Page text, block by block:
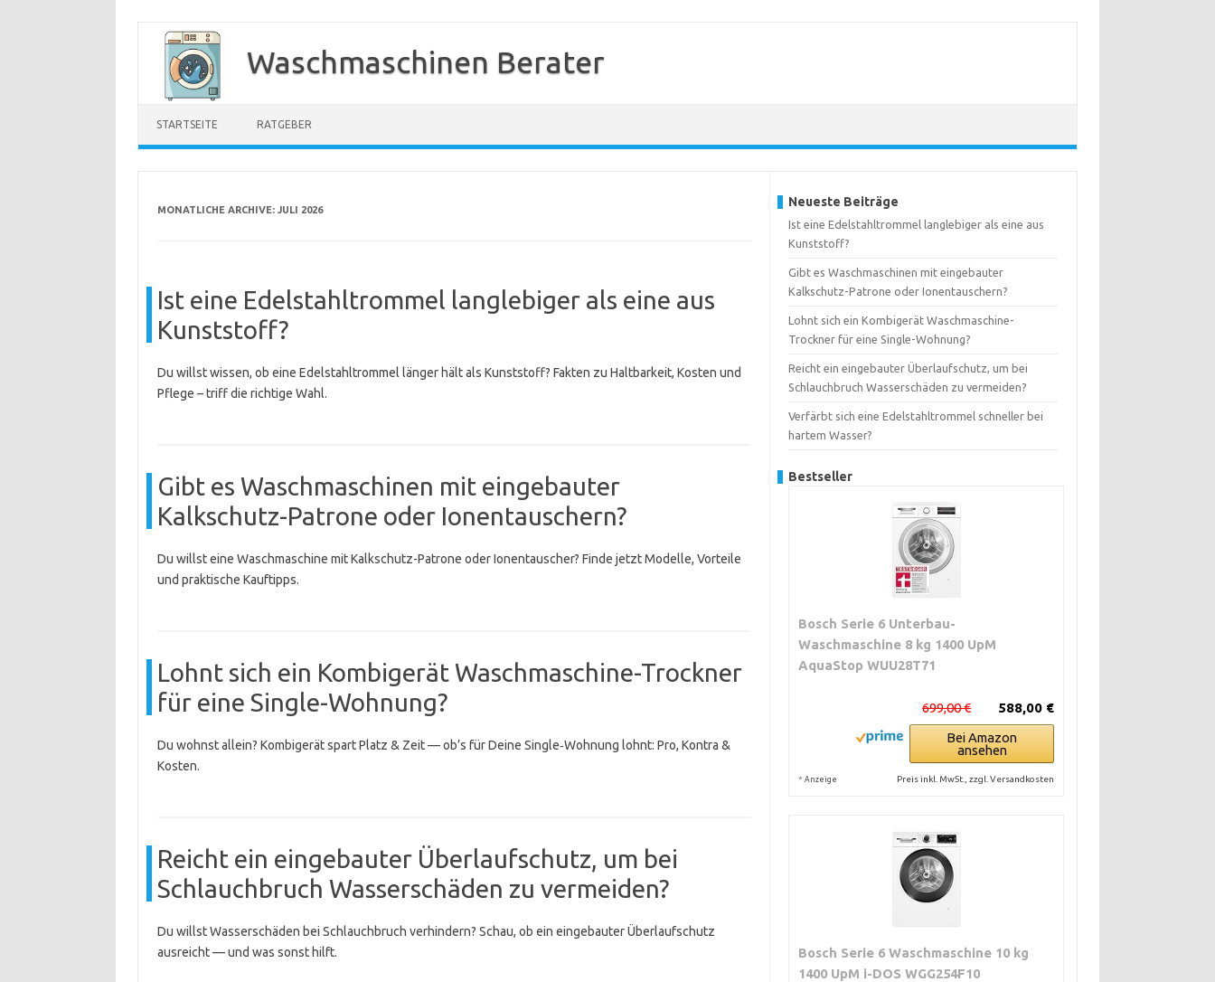
Inhalt
springen
Waschmaschinen Berater
STARTSEITE RATGEBER
MONATLICHE ARCHIVE: JULI 2026
Ist eine Edelstahltrommel langlebiger als eine aus
Kunststoff?
Du willst wissen, ob eine Edelstahltrommel länger hält als Kunststoff? Fakten zu Haltbarkeit, Kosten und
Pflege – triff die richtige Wahl.
Gibt es Waschmaschinen mit eingebauter
Kalkschutz-Patrone oder Ionentauschern?
Du willst eine Waschmaschine mit Kalkschutz-Patrone oder Ionentauscher? Finde jetzt Modelle, Vorteile
und praktische Kauftipps.
Lohnt sich ein Kombigerät Waschmaschine-Trockner
für eine Single-Wohnung?
Du wohnst allein? Kombigerät spart Platz & Zeit — ob’s für Deine Single‑Wohnung lohnt: Pro, Kontra &
Kosten.
Reicht ein eingebauter Überlaufschutz, um bei
Schlauchbruch Wasserschäden zu vermeiden?
Du willst Wasserschäden bei Schlauchbruch verhindern? Schau, ob ein eingebauter Überlaufschutz
ausreicht — und was sonst hilft.
Neueste Beiträge
Ist eine Edelstahltrommel langlebiger als eine aus
Kunststoff?
Gibt es Waschmaschinen mit eingebauter
Kalkschutz-Patrone oder Ionentauschern?
Lohnt sich ein Kombigerät Waschmaschine-
Trockner für eine Single-Wohnung?
Reicht ein eingebauter Überlaufschutz, um bei
Schlauchbruch Wasserschäden zu vermeiden?
Verfärbt sich eine Edelstahltrommel schneller bei
hartem Wasser?
Bestseller
Bosch Serie 6 Unterbau-
Waschmaschine 8 kg 1400 UpM
AquaStop WUU28T71
588,00 €
699,00 €
Bei Amazon
ansehen
* Anzeige Preis inkl. MwSt., zzgl. Versandkosten
Bosch Serie 6 Waschmaschine 10 kg
1400 UpM i-DOS WGG254F10